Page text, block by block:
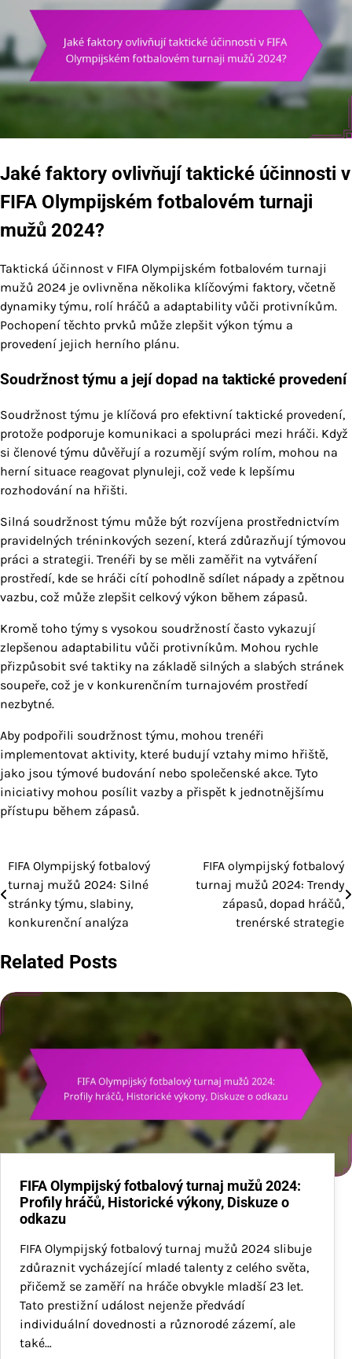
Jaké faktory ovlivňují taktické účinnosti v
FIFA Olympijském fotbalovém turnaji
mužů 2024?
Taktická účinnost v FIFA Olympijském fotbalovém turnaji
mužů 2024 je ovlivněna několika klíčovými faktory, včetně
dynamiky týmu, rolí hráčů a adaptability vůči protivníkům.
Pochopení těchto prvků může zlepšit výkon týmu a
provedení jejich herního plánu.
Soudržnost týmu a její dopad na taktické provedení
Soudržnost týmu je klíčová pro efektivní taktické provedení,
protože podporuje komunikaci a spolupráci mezi hráči. Když
si členové týmu důvěřují a rozumějí svým rolím, mohou na
herní situace reagovat plynuleji, což vede k lepšímu
rozhodování na hřišti.
Silná soudržnost týmu může být rozvíjena prostřednictvím
pravidelných tréninkových sezení, která zdůrazňují týmovou
práci a strategii. Trenéři by se měli zaměřit na vytváření
prostředí, kde se hráči cítí pohodlně sdílet nápady a zpětnou
vazbu, což může zlepšit celkový výkon během zápasů.
Kromě toho týmy s vysokou soudržností často vykazují
zlepšenou adaptabilitu vůči protivníkům. Mohou rychle
přizpůsobit své taktiky na základě silných a slabých stránek
soupeře, což je v konkurenčním turnajovém prostředí
nezbytné.
Aby podpořili soudržnost týmu, mohou trenéři
implementovat aktivity, které budují vztahy mimo hřiště,
jako jsou týmové budování nebo společenské akce. Tyto
iniciativy mohou posílit vazby a přispět k jednotnějšímu
přístupu během zápasů.
Post
navigation
FIFA Olympijský fotbalový
turnaj mužů 2024: Silné
stránky týmu, slabiny,
konkurenční analýza
FIFA olympijský fotbalový
turnaj mužů 2024: Trendy
zápasů, dopad hráčů,
trenérské strategie
Related Posts
FIFA Olympijský fotbalový turnaj mužů 2024:
Profily hráčů, Historické výkony, Diskuze o
odkazu
FIFA Olympijský fotbalový turnaj mužů 2024 slibuje
zdůraznit vycházející mladé talenty z celého světa,
přičemž se zaměří na hráče obvykle mladší 23 let.
Tato prestižní událost nejenže předvádí
individuální dovednosti a různorodé zázemí, ale
také…